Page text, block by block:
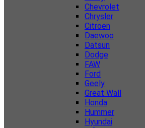
Chevrolet
Chrysler
Citroen
Daewoo
Datsun
Dodge
FAW
Ford
Geely
Great Wall
Honda
Hummer
Hyundai